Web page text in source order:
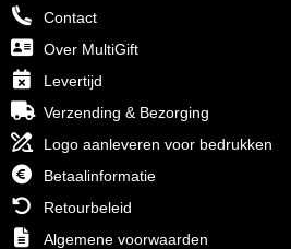
Contact
Over MultiGift
Levertijd
Verzending & Bezorging
Logo aanleveren voor bedrukken
Betaalinformatie
Retourbeleid
Algemene voorwaarden